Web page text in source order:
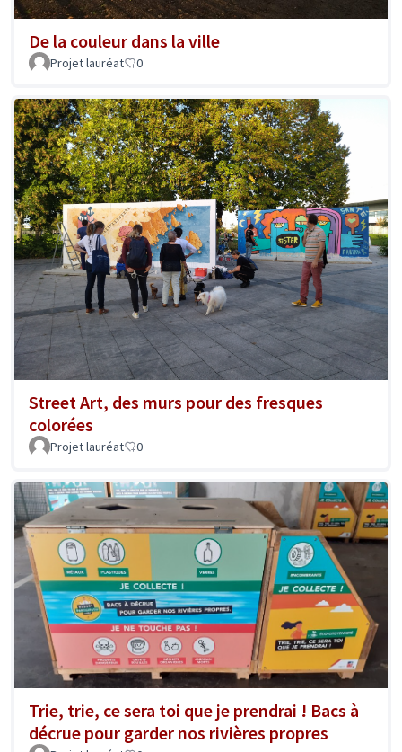
De la couleur dans la ville
Projet lauréat 0
Street Art, des murs pour des fresques
colorées
Projet lauréat 0
Trie, trie, ce sera toi que je prendrai ! Bacs à
décrue pour garder nos rivières propres